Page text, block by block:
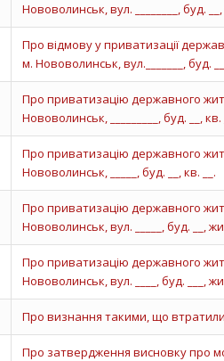
Нововолинськ, вул. ________, буд.
Про відмову у приватизації
м. Нововолинськ, вул._______, буд.
Про приватизацію державного
Нововолинськ, _________, буд. __, кв.
Про приватизацію державного
Нововолинськ, _____, буд. __, кв. __.
Про приватизацію державного
Нововолинськ, вул. _____, буд. __,
Про приватизацію державного
Нововолинськ, вул. ____, буд. ___,
Про визнання такими, що втратили
Про затвердження висновку про